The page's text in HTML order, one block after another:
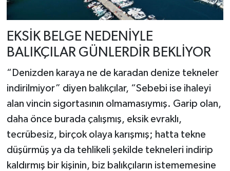
EKSİK BELGE NEDENİYLE
BALIKÇILAR GÜNLERDİR BEKLİYOR
“Denizden karaya ne de karadan denize tekneler
indirilmiyor” diyen balıkçılar, “Sebebi ise ihaleyi
alan vincin sigortasının olmamasıymış. Garip olan,
daha önce burada çalışmış, eksik evraklı,
tecrübesiz, birçok olaya karışmış; hatta tekne
düşürmüş ya da tehlikeli şekilde tekneleri indirip
kaldırmış bir kişinin, biz balıkçıların istememesine